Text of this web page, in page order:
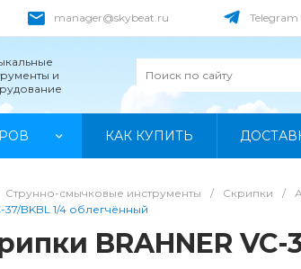
manager@skybeat.ru Telegram
и
КАК КУПИТЬ
Струнно-смычковые инструменты / Скрипки /
37/BKBL 1/4 облегчённый
BRAHNER